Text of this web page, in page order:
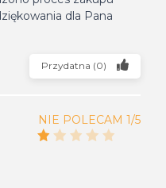
dla Pana
Przydatna (0)
NIE POLECAM 1/5